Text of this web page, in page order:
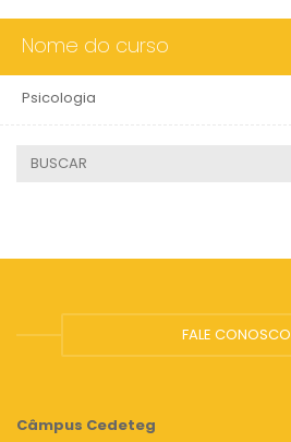
Nome do curso
Psicologia
FALE CONOSCO
Câmpus Cedeteg